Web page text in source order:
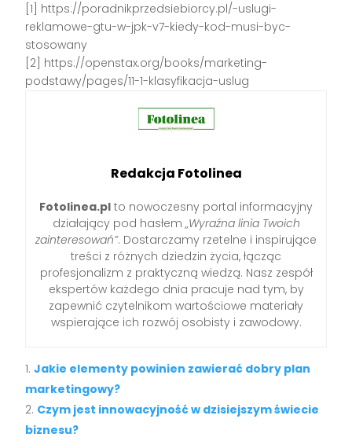
[1] https://poradnikprzedsiebiorcy.pl/-uslugi-
reklamowe-gtu-w-jpk-v7-kiedy-kod-musi-byc-
stosowany
[2] https://openstax.org/books/marketing-
podstawy/pages/11-1-klasyfikacja-uslug
Redakcja Fotolinea
Fotolinea.pl to nowoczesny portal informacyjny
działający pod hasłem „Wyraźna linia Twoich
zainteresowań”. Dostarczamy rzetelne i inspirujące
treści z różnych dziedzin życia, łącząc
profesjonalizm z praktyczną wiedzą. Nasz zespół
ekspertów każdego dnia pracuje nad tym, by
zapewnić czytelnikom wartościowe materiały
wspierające ich rozwój osobisty i zawodowy.
Jakie elementy powinien zawierać dobry plan
marketingowy?
Czym jest innowacyjność w dzisiejszym świecie
biznesu?